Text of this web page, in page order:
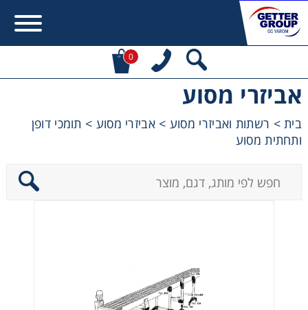
0
אביזרי מסוע
בית> רשתות ואביזרי מסוע >אביזרי מסוע > תומכי דופן
ותחתית מסוע
Contact form not found.
מעונין לקבל הצעת מחיר או מידע עבור:
מקשרים, מצמדים ובלמים
שרשראות, גלגלי שרשרת וגלגלי שיניים